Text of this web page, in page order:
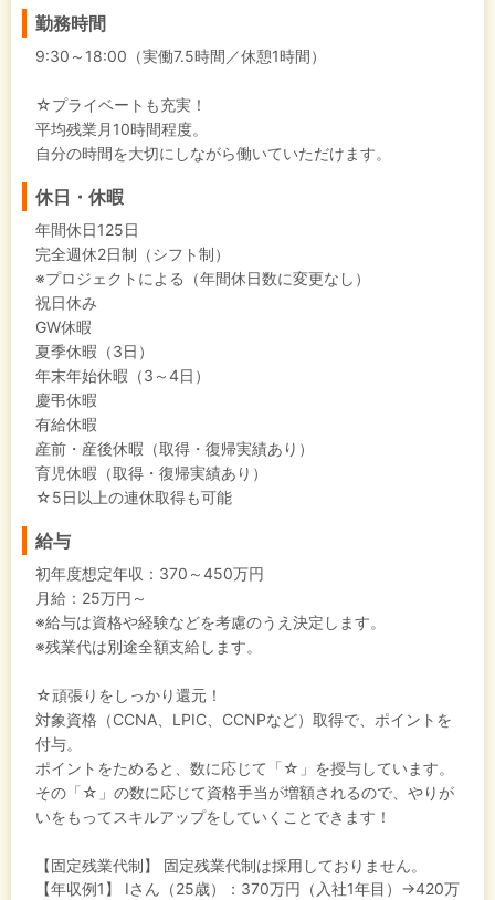
勤務時間
9:30～18:00（実働7.5時間／休憩1時間）
☆プライベートも充実！
平均残業月10時間程度。
自分の時間を大切にしながら働いていただけます。
休日・休暇
年間休日125日
完全週休2日制（シフト制）
※プロジェクトによる（年間休日数に変更なし）
祝日休み
GW休暇
夏季休暇（3日）
年末年始休暇（3～4日）
慶弔休暇
有給休暇
産前・産後休暇（取得・復帰実績あり）
育児休暇（取得・復帰実績あり）
☆5日以上の連休取得も可能
給与
初年度想定年収： 370～450万円
月給：25万円～
※給与は資格や経験などを考慮のうえ決定します。
※残業代は別途全額支給します。
☆頑張りをしっかり還元！
対象資格（CCNA、LPIC、CCNPなど）取得で、ポイントを
付与。
ポイントをためると、数に応じて「☆」を授与しています。
その「☆」の数に応じて資格手当が増額されるので、やりが
いをもってスキルアップをしていくことできます！
【固定残業代制】
固定残業代制は採用しておりません。
【年収例1】
Iさん（25歳）：370万円（入社1年目）→420万